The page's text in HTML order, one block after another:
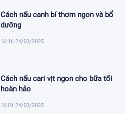
Cách nấu canh bí thơm ngon và bổ
dưỡng
16:16 24/03/2025
Cách nấu cari vịt ngon cho bữa tối
hoàn hảo
16:01 24/03/2025